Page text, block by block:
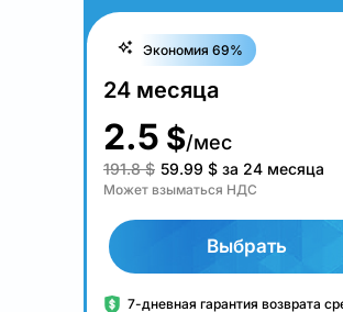
Экономия 69%
24 месяца
2.5 $/мес
191.8 $ 59.99 $ за 24 месяца
Может взыматься НДС
Выбрать
7-дневная гарантия возврата